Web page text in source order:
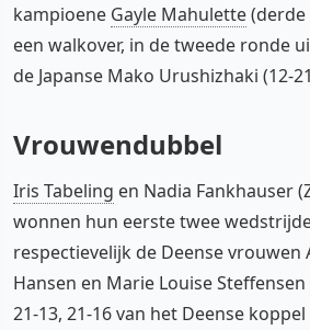
kampioene Gayle Mahulette(derde
een walkover, in de tweede ronde
de Japanse Mako Urushizhaki (12-
Vrouwendubbel
Iris Tabeling en Nadia Fankhauser
wonnen hun eerste twee
respectievelijk de Deense vrouwen
Hansen en Marie Louise
21-13, 21-16 van het Deense